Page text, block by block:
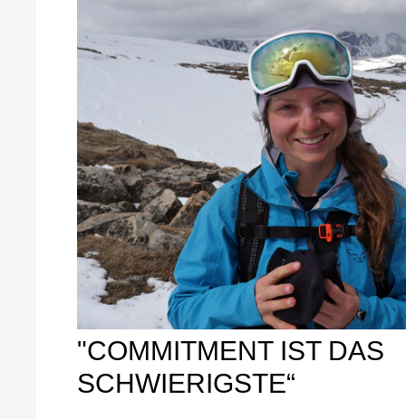
"COMMITMENT IST DAS
SCHWIERIGSTE“